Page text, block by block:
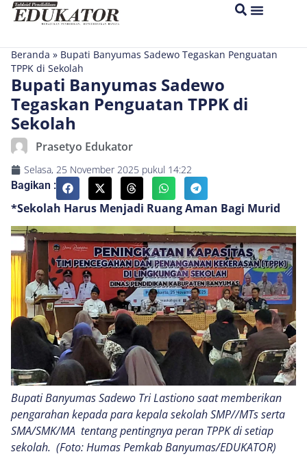
Beranda » Bupati Banyumas Sadewo Tegaskan Penguatan
TPPK di Sekolah
Bupati Banyumas Sadewo
Tegaskan Penguatan TPPK di
Sekolah
Prasetyo Edukator
Selasa, 25 November 2025 pukul 14:22
Bagikan :
*Sekolah Harus Menjadi Ruang Aman Bagi Murid
Bupati Banyumas Sadewo Tri Lastiono saat memberikan
pengarahan kepada para kepala sekolah SMP//MTs serta
SMA/SMK/MA tentang pentingnya peran TPPK di setiap
sekolah. (Foto: Humas Pemkab Banyumas/EDUKATOR)